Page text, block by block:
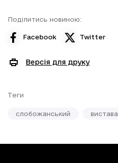
Поділитись новиною:
Facebook Twitter
Версія для друку
Теги
слобожанський вистава